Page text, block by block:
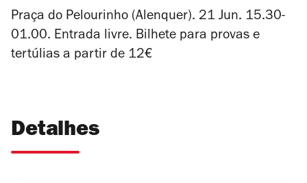
Praça do Pelourinho (Alenquer). 21 Jun. 15.30-
01.00. Entrada livre. Bilhete para provas e
tertúlias a partir de 12€
Detalhes